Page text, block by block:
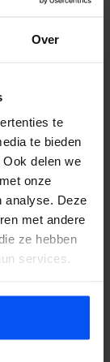
Over
te
te bieden
delen we
onze
analyse. Deze
met andere
ze hebben
services.
als in
de sessie
. Geschikt voor
contact op